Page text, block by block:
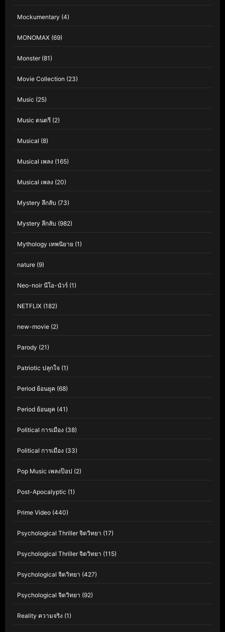
Mockumentary (4)
MONOMAX (69)
Monster(81)
Movie Collection (23)
Music (25)
Music ดนตรี (2)
Musical (8)
Musical เพลง (165)
Musical เพลง (20)
Mystery ลึกลับ (73)
Mystery ลึกลับ (982)
Mythology เทพนิยาย (1)
nature (9)
Neo-noir นีโอ-นัวร์ (1)
NETFLIX (182)
new-movie (2)
Parody (21)
Patriotic ปลุกใจ (1)
Period ย้อนยุค (68)
Period ย้อนยุค (41)
Political การเมือง (38)
Political การเมือง (33)
Pop Music เพลงป๊อป (2)
Post-Apocalyptic (1)
Prime Video (440)
Psychological Thriller จิตวิทยา (17)
Psychological Thriller จิตวิทยา (115)
Psychological จิตวิทยา (427)
Psychological จิตวิทยา (92)
Reality ความจริง (1)